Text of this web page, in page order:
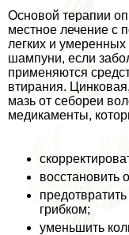
Основой терапии
местное лечение с
легких и
шампуни, если
применяются
втирания.
мазь от себореи
медикаменты,
восстановить
грибком;
уменьшить